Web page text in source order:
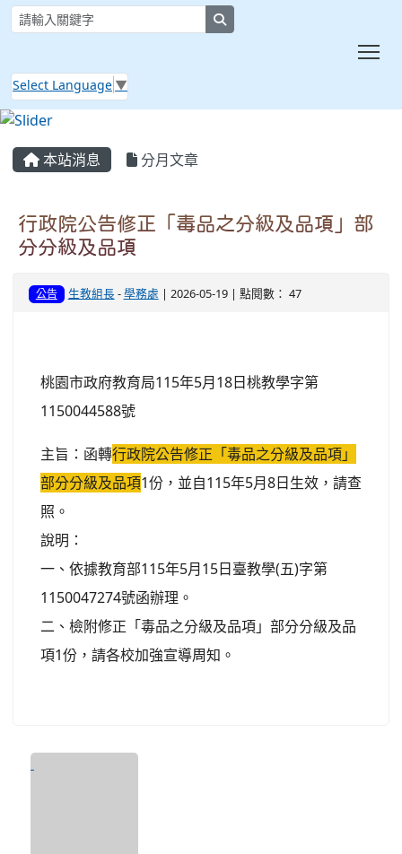
Select Language ▼
本站消息 分月文章
行政院公告修正「毒品之分級及品項」部
分分級及品項
公告 生教組長-學務處 | 2026-05-19 | 點閱數： 47
桃園市政府教育局115年5月18日桃教學字第
1150044588號
主旨：函轉行政院公告修正「毒品之分級及品項」
部分分級及品項1份，並自115年5月8日生效，請查
照。
說明：
一、依據教育部115年5月15日臺教學(五)字第
1150047274號函辦理。
二、檢附修正「毒品之分級及品項」部分分級及品
項1份，請各校加強宣導周知。